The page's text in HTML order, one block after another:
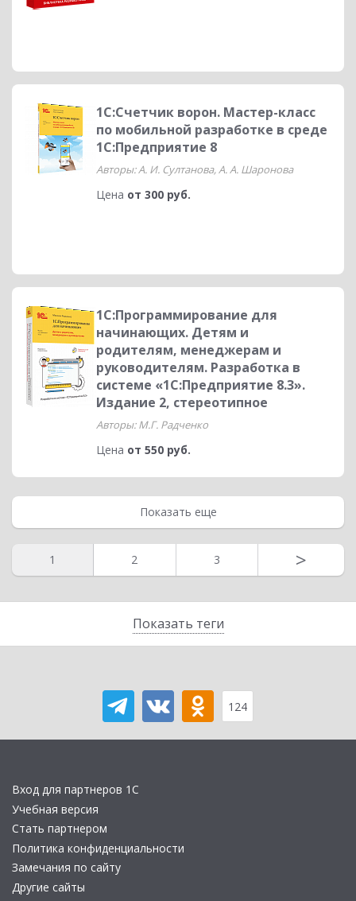
Показать теги
1С:Счетчик ворон. Мастер-класс
по мобильной разработке в среде
1С:Предприятие 8
Авторы: А. И. Султанова, А. А. Шаронова
Цена от 300 руб.
1С:Программирование для
начинающих. Детям и
родителям, менеджерам и
руководителям. Разработка в
системе «1С:Предприятие 8.3».
Издание 2, стереотипное
Авторы: М.Г. Радченко
Цена от 550 руб.
Показать еще
1 2 3 >
124
Вход для партнеров 1С
Учебная версия
Стать партнером
Политика конфиденциальности
Замечания по сайту
Другие сайты